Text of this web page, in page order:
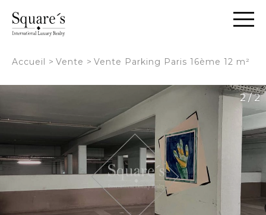
Accueil > Vente > Vente Parking Paris 16ème 12 m²
2 / 2